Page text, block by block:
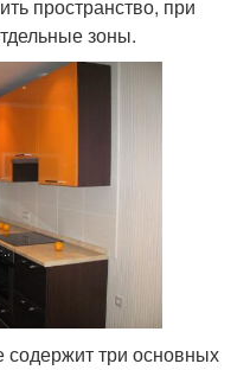
пространство, при
зоны.
содержит три основных